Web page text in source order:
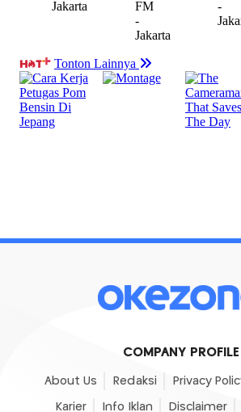
COMPANY PROFILE
About Us Redaksi Privacy
Karier Info Iklan Disclaimer